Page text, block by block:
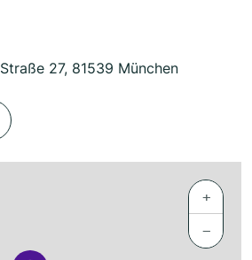
27, 81539 München
+
−